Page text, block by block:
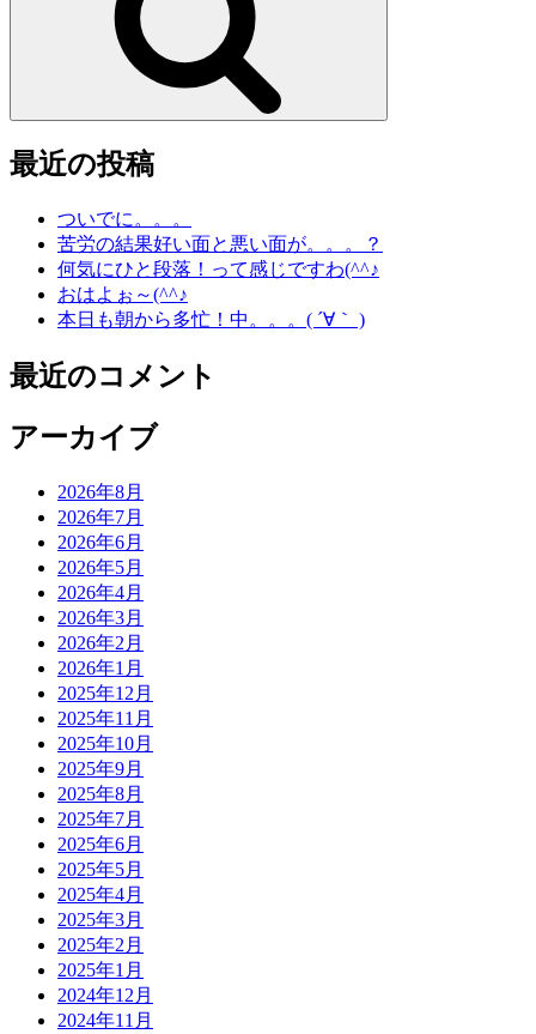
最近の投稿
ついでに。。。
苦労の結果好い面と悪い面が。。。？
何気にひと段落！って感じですわ(^^♪
おはよぉ～(^^♪
本日も朝から多忙！中。。。( ´∀｀ )
最近のコメント
アーカイブ
2026年8月
2026年7月
2026年6月
2026年5月
2026年4月
2026年3月
2026年2月
2026年1月
2025年12月
2025年11月
2025年10月
2025年9月
2025年8月
2025年7月
2025年6月
2025年5月
2025年4月
2025年3月
2025年2月
2025年1月
2024年12月
2024年11月